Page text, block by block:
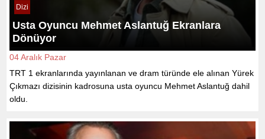
Dizi
Usta Oyuncu Mehmet Aslantuğ Ekranlara
Dönüyor
04 Aralık Pazar
TRT 1 ekranlarında yayınlanan ve dram türünde ele alınan Yürek
Çıkmazı dizisinin kadrosuna usta oyuncu Mehmet Aslantuğ dahil
oldu.